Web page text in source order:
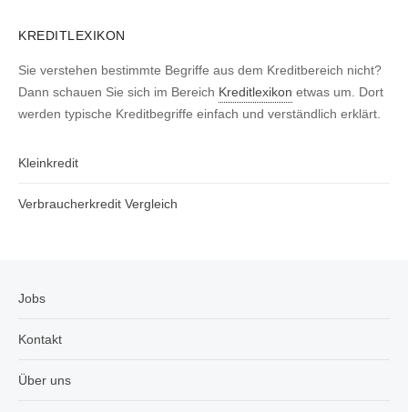
KREDITLEXIKON
Sie verstehen bestimmte Begriffe aus dem Kreditbereich nicht?
Dann schauen Sie sich im Bereich Kreditlexikon etwas um. Dort
werden typische Kreditbegriffe einfach und verständlich erklärt.
Kleinkredit
Verbraucherkredit Vergleich
Jobs
Kontakt
Über uns